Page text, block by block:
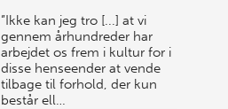
”Ikke kan jeg tro [...] at vi
gennem århundreder har
arbejdet os frem i kultur for i
disse henseender at vende
tilbage til forhold, der kun
består ell…